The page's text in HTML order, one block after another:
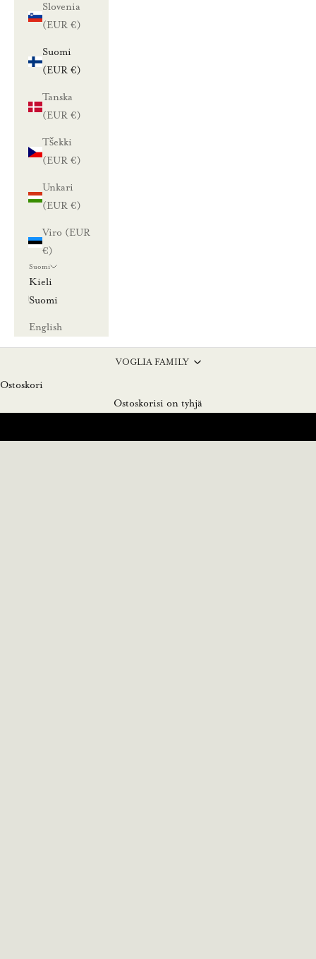
Slovenia
(EUR €)
Suomi
(EUR €)
Tanska
(EUR €)
Tšekki
(EUR €)
Unkari
(EUR €)
Viro (EUR
€)
Suomi
Kieli
Suomi
English
VOGLIA FAMILY
Ostoskori
Ostoskorisi on tyhjä
Klassikot
THE WORKWEAR EDIT